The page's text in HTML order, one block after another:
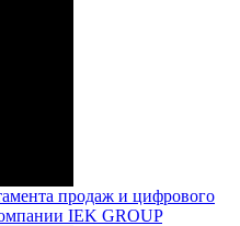
продаж и цифрового
IEK GROUP